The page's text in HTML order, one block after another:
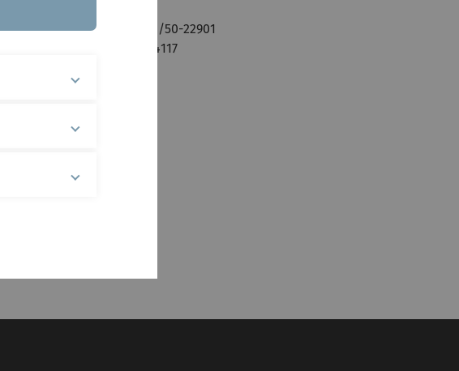
Telefon: 0731/50-22901
Raum: M26/4117